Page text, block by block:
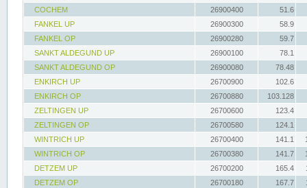
COCHEM
26900400
51.6
FANKEL UP
26900300
58.9
FANKEL OP
26900280
59.7
SANKT ALDEGUND UP
26900100
78.1
SANKT ALDEGUND OP
26900080
78.48
ENKIRCH UP
26700900
102.6
ENKIRCH OP
26700880
103.128
ZELTINGEN UP
26700600
123.4
ZELTINGEN OP
26700580
124.1
WINTRICH UP
26700400 141.1
WINTRICH OP
26700380 141.7
DETZEM UP
26700200 165.4
DETZEM OP
26700180 167.7